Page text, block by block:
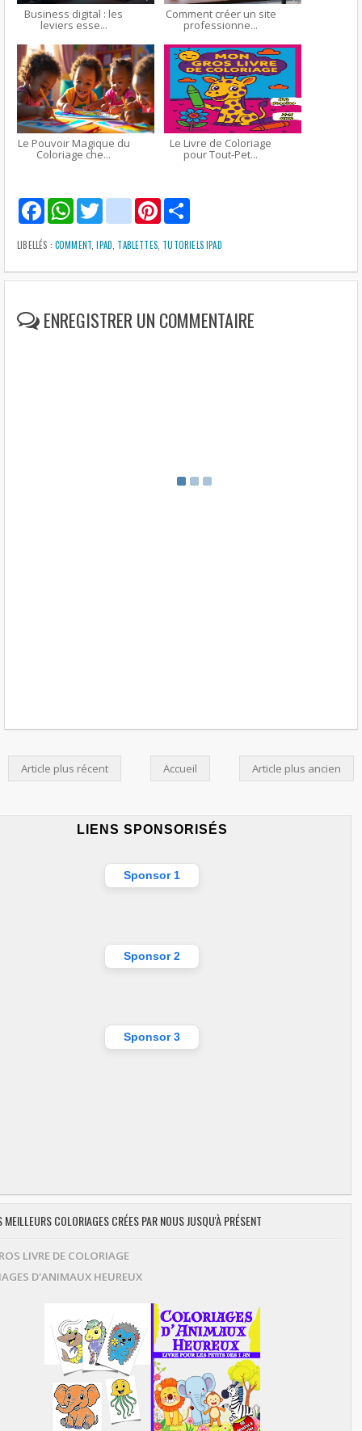
Business digital : les
leviers esse...
Comment créer un site
professionne...
Le Pouvoir Magique du
Coloriage che...
Le Livre de Coloriage
pour Tout-Pet...
F
a
c
e
o
o
W
h
a
t
A
p
T
t
e
r
g
m
a
i
P
i
n
t
r
e
r
LIBELLÉS : COMMENT,IPAD, TABLETTES, TUTORIELS IPAD
ENREGISTRER UN COMMENTAIRE
Article plus récent Article plus ancien
Accueil
LIENS SPONSORISÉS
Sponsor 1
Sponsor 2
Sponsor 3
MEILLEURS COLORIAGES CRÉES PAR NOUS JUSQU'À PRÉSENT
LIVRE DE COLORIAGE
D'ANIMAUX HEUREUX